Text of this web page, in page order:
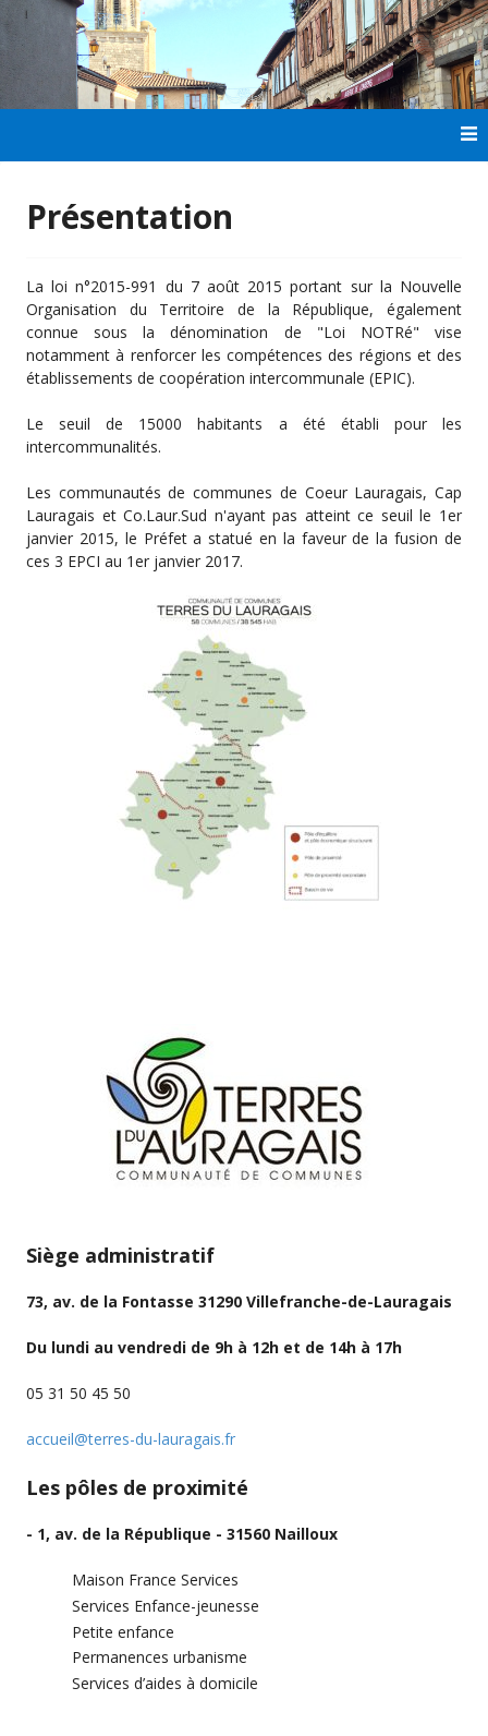
Présentation
La loi n°2015-991 du 7 août 2015 portant sur la Nouvelle
Organisation du Territoire de la République, également
connue sous la dénomination de "Loi NOTRé" vise
notamment à renforcer les compétences des régions et des
établissements de coopération intercommunale (EPIC).
Le seuil de 15000 habitants a été établi pour les
intercommunalités.
Les communautés de communes de Coeur Lauragais, Cap
Lauragais et Co.Laur.Sud n'ayant pas atteint ce seuil le 1er
janvier 2015, le Préfet a statué en la faveur de la fusion de
ces 3 EPCI au 1er janvier 2017.
Siège administratif
73, av. de la Fontasse 31290 Villefranche-de-Lauragais
Du lundi au vendredi de 9h à 12h et de 14h à 17h
05 31 50 45 50
accueil@terres-du-lauragais.fr
Les pôles de proximité
- 1, av. de la République - 31560 Nailloux
Maison France Services
Services Enfance-jeunesse
Petite enfance
Permanences urbanisme
Services d’aides à domicile